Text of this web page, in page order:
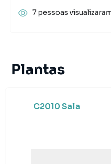
Plantas
C2010 Sala
7 pessoas